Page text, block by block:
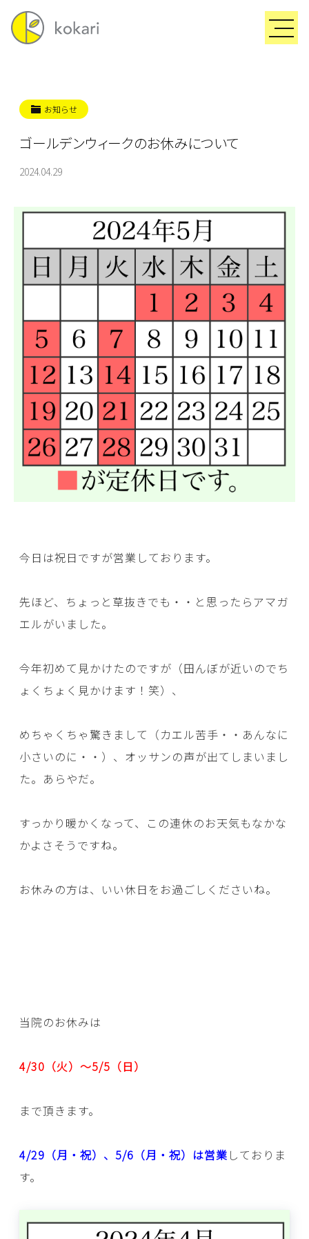
お知らせ
ゴールデンウィークのお休みについて
2024.04.29
今日は祝日ですが営業しております。
先ほど、ちょっと草抜きでも・・と思ったらアマガ
エルがいました。
今年初めて見かけたのですが（田んぼが近いのでち
ょくちょく見かけます！笑）、
めちゃくちゃ驚きまして（カエル苦手・・あんなに
小さいのに・・）、オッサンの声が出てしまいまし
た。あらやだ。
すっかり暖かくなって、この連休のお天気もなかな
かよさそうですね。
お休みの方は、いい休日をお過ごしくださいね。
当院のお休みは
4/30（火）～5/5（日）
まで頂きます。
4/29（月・祝）、5/6（月・祝）は営業 しておりま
す。